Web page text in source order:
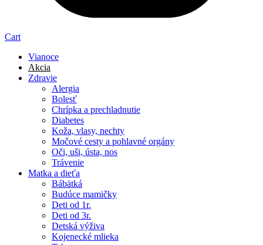
Cart
Vianoce
Akcia
Zdravie
Alergia
Bolesť
Chrípka a prechladnutie
Diabetes
Koža, vlasy, nechty
Močové cesty a pohlavné orgány
Oči, uši, ústa, nos
Trávenie
Matka a dieťa
Bábätká
Budúce mamičky
Deti od 1r.
Deti od 3r.
Detská výživa
Kojenecké mlieka